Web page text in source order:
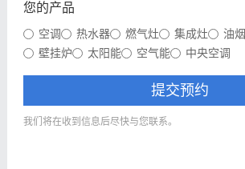
您的产品
空调 热水器 燃气灶 集成灶 油
壁挂炉
太阳能 空气能 中央空调
提交预约
我们将在收到信息后尽快与您联系。